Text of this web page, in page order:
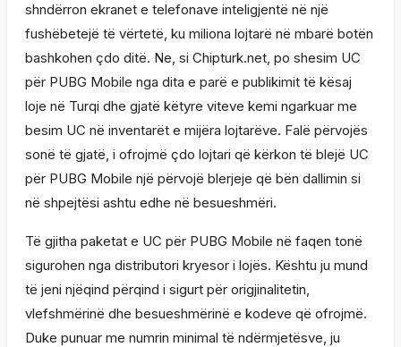
shndërron ekranet e telefonave inteligjentë në një
fushëbetejë të vërtetë, ku miliona lojtarë në mbarë botën
bashkohen çdo ditë. Ne, si Chipturk.net, po shesim UC
për PUBG Mobile nga dita e parë e publikimit të kësaj
loje në Turqi dhe gjatë këtyre viteve kemi ngarkuar me
besim UC në inventarët e mijëra lojtarëve. Falë përvojës
sonë të gjatë, i ofrojmë çdo lojtari që kërkon të blejë UC
për PUBG Mobile një përvojë blerjeje që bën dallimin si
në shpejtësi ashtu edhe në besueshmëri.
Të gjitha paketat e UC për PUBG Mobile në faqen tonë
sigurohen nga distributori kryesor i lojës. Kështu ju mund
të jeni njëqind përqind i sigurt për origjinalitetin,
vlefshmërinë dhe besueshmërinë e kodeve që ofrojmë.
Duke punuar me numrin minimal të ndërmjetësve, ju